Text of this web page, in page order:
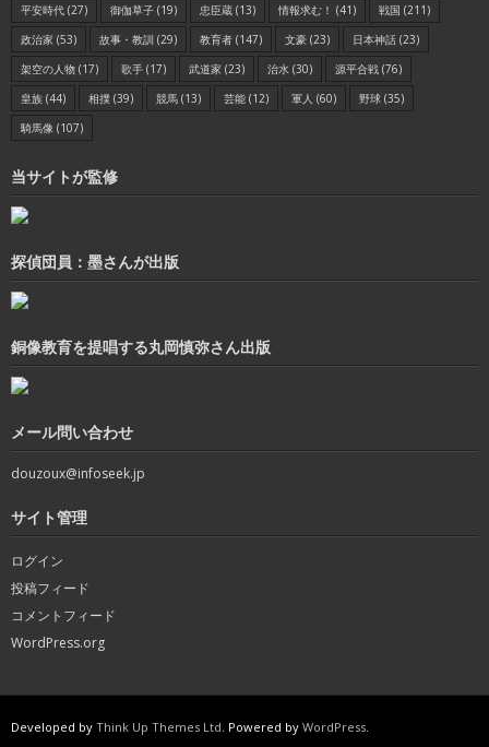
平安時代 (27) 御伽草子 (19) 忠臣蔵 (13) 情報求む！ (41) 戦国 (211)
政治家 (53) 故事・教訓 (29) 教育者 (147) 文豪 (23) 日本神話 (23)
架空の人物 (17) 歌手 (17) 武道家 (23) 治水 (30) 源平合戦 (76)
皇族 (44) 相撲 (39) 競馬 (13) 芸能 (12) 軍人 (60) 野球 (35)
騎馬像 (107)
当サイトが監修
探偵団員：墨さんが出版
銅像教育を提唱する丸岡慎弥さん出版
メール問い合わせ
douzoux@infoseek.jp
サイト管理
ログイン
投稿フィード
コメントフィード
WordPress.org
Developed by Think Up Themes Ltd. Powered by WordPress.